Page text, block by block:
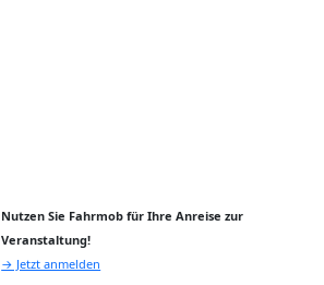
Nutzen Sie Fahrmob für Ihre Anreise zur
Veranstaltung!
→ Jetzt anmelden